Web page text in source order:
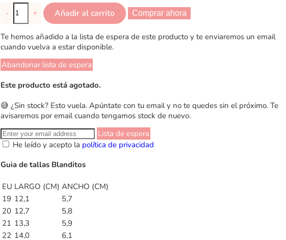
- + Añadir al carrito Comprar ahora
Te hemos añadido a la lista de espera de este producto y te enviaremos un email
cuando vuelva a estar disponible.
Abandonar lista de espera
Este producto está agotado.
😅 ¿Sin stock? Esto vuela. Apúntate con tu email y no te quedes sin el próximo. Te
avisaremos por email cuando tengamos stock de nuevo.
Lista de espera
He leído y acepto la política de privacidad
Guia de tallas Blanditos
EU LARGO (CM) ANCHO (CM)
19 12,1
5,7
20 12,7
5,8
21 13,3
5,9
22 14,0 6,1